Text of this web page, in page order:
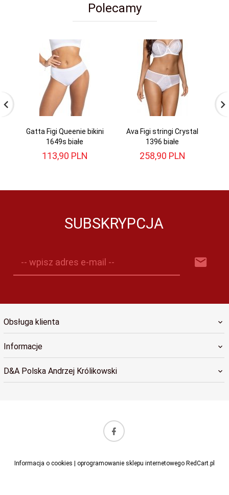
Polecamy
Gatta Figi Queenie bikini
1649s białe
113,90 PLN
Ava Figi stringi Crystal
1396 białe
258,90 PLN
SUBSKRYPCJA
-- wpisz adres e-mail --
Obsługa klienta
Informacje
D&A Polska Andrzej Królikowski
Informacja o cookies | oprogramowanie sklepu internetowego RedCart.pl